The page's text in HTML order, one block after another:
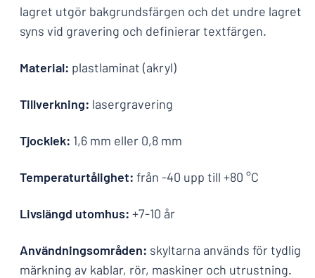
lagret utgör bakgrundsfärgen och det undre lagret
syns vid gravering och definierar textfärgen.
Material: plastlaminat (akryl)
Tillverkning: lasergravering
Tjocklek: 1,6 mm eller 0,8 mm
Temperaturtålighet: från -40 upp till +80 °C
Livslängd utomhus: +7-10 år
Användningsområden: skyltarna används för tydlig
märkning av kablar, rör, maskiner och utrustning.